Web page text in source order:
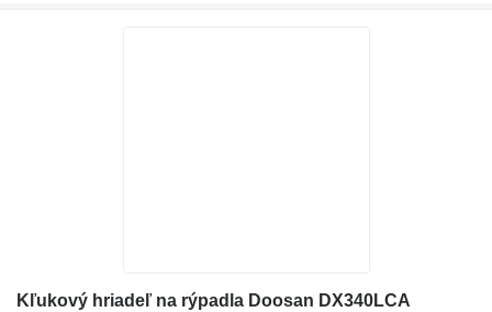
Kľukový hriadeľ na rýpadla Doosan DX340LCA